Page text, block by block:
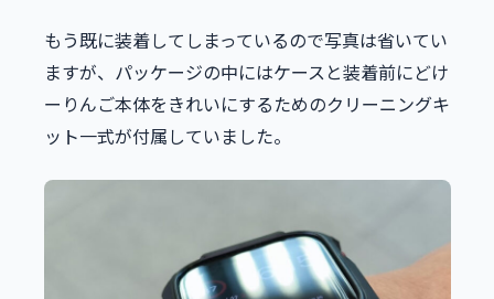
もう既に装着してしまっているので写真は省いてい
ますが、パッケージの中にはケースと装着前にどけ
ーりんご本体をきれいにするためのクリーニングキ
ット一式が付属していました。